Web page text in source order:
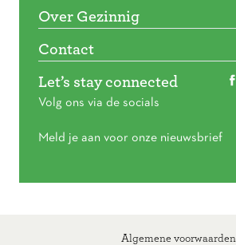
Over Gezinnig
Contact
Let’s stay connected
Volg ons via de socials
Meld je aan voor onze nieuwsbrief
Algemene voorwaarden